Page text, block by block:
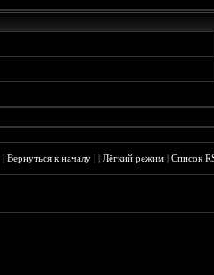
|Вернуться к началу ||Лёгкий режим |Список